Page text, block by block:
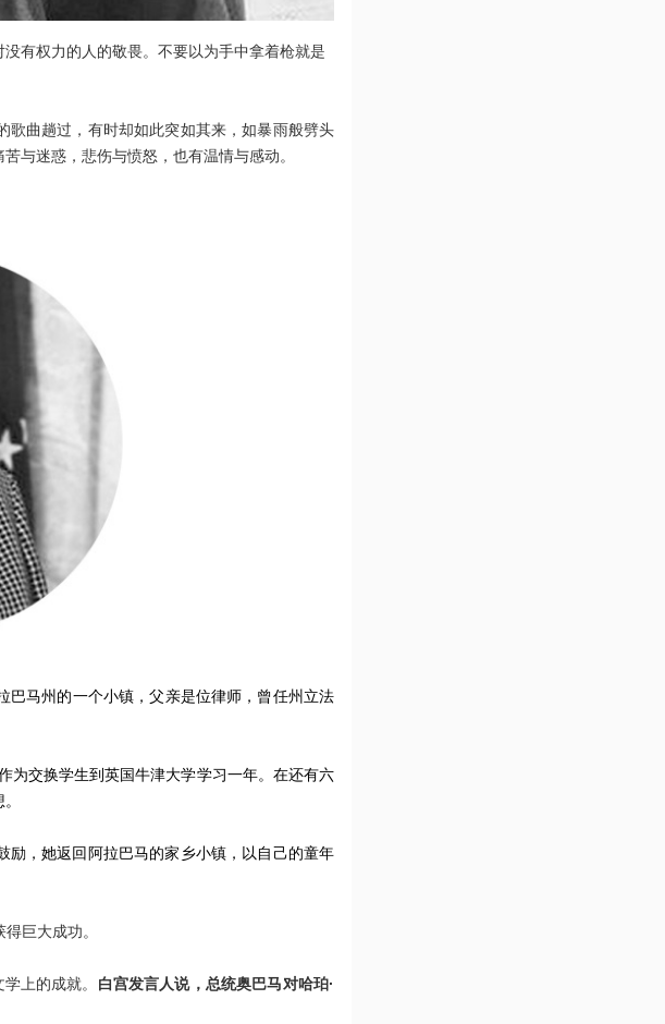
有权力的人的敬畏。不要以为手中拿着枪就是
歌曲趟过，有时却如此突如其来，如暴雨般劈头
迷惑，悲伤与愤怒，也有温情与感动。
马州的一个小镇，父亲是位律师，曾任州立法
为交换学生到英国牛津大学学习一年。在还有六
励，她返回阿拉巴马的家乡小镇，以自己的童年
巨大成功。
上的成就。 白宫发言人说，总统奥巴马对哈珀·